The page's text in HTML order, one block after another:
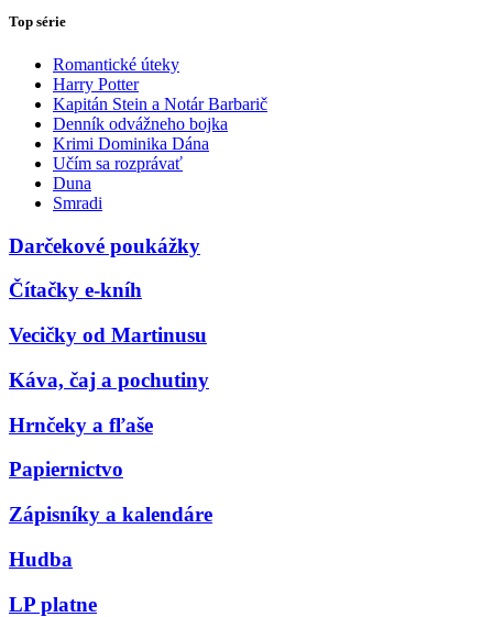
Top série
Romantické úteky
Harry Potter
Kapitán Stein a Notár Barbarič
Denník odvážneho bojka
Krimi Dominika Dána
Učím sa rozprávať
Duna
Smradi
Darčekové poukážky
Čítačky e-kníh
Vecičky od Martinusu
Káva, čaj a pochutiny
Hrnčeky a fľaše
Papiernictvo
Zápisníky a kalendáre
Hudba
LP platne